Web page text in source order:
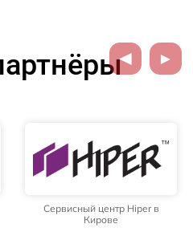
Сервисный центр Hiper в
Кирове